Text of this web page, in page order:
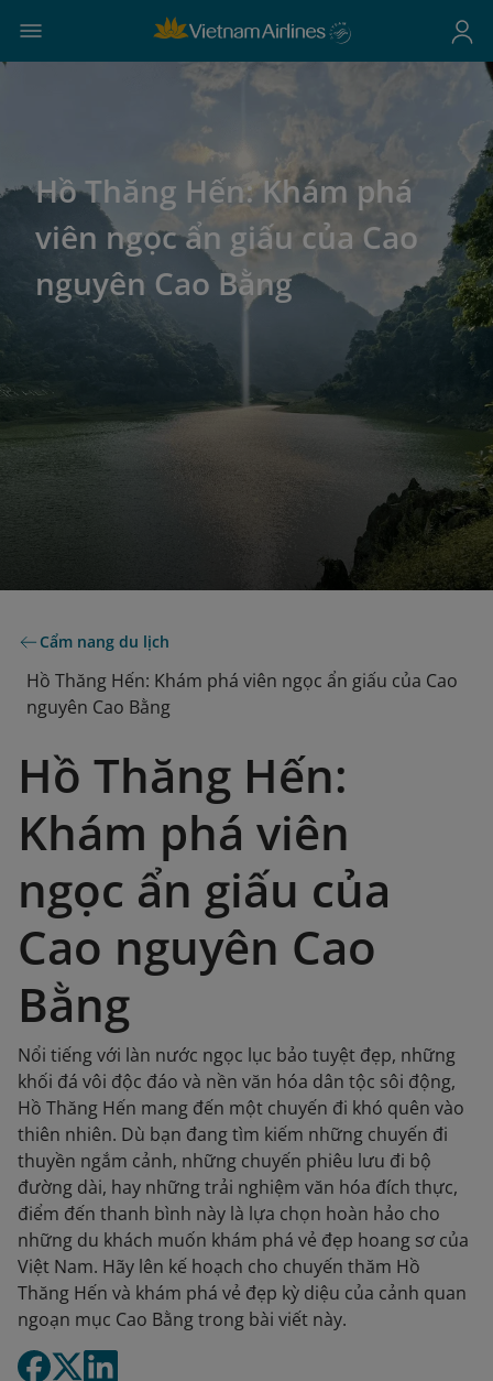
Hồ Thăng Hến: Khám phá
viên ngọc ẩn giấu của Cao
nguyên Cao Bằng
Cẩm nang du lịch
Hồ Thăng Hến: Khám phá viên ngọc ẩn giấu của Cao
nguyên Cao Bằng
Hồ Thăng Hến:
Khám phá viên
ngọc ẩn giấu của
Cao nguyên Cao
Bằng
Nổi tiếng với làn nước ngọc lục bảo tuyệt đẹp, những
khối đá vôi độc đáo và nền văn hóa dân tộc sôi động,
Hồ Thăng Hến mang đến một chuyến đi khó quên vào
thiên nhiên. Dù bạn đang tìm kiếm những chuyến đi
thuyền ngắm cảnh, những chuyến phiêu lưu đi bộ
đường dài, hay những trải nghiệm văn hóa đích thực,
điểm đến thanh bình này là lựa chọn hoàn hảo cho
những du khách muốn khám phá vẻ đẹp hoang sơ của
Việt Nam. Hãy lên kế hoạch cho chuyến thăm Hồ
Thăng Hến và khám phá vẻ đẹp kỳ diệu của cảnh quan
ngoạn mục Cao Bằng trong bài viết này.